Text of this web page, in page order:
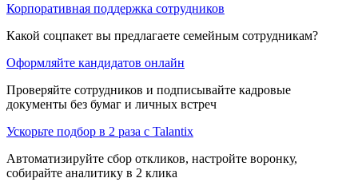
Корпоративная поддержка сотрудников
Какой соцпакет вы предлагаете семейным сотрудникам?
Оформляйте кандидатов онлайн
Проверяйте сотрудников и подписывайте кадровые
документы без бумаг и личных встреч
Ускорьте подбор в 2 раза с Talantix
Автоматизируйте сбор откликов, настройте воронку,
собирайте аналитику в 2 клика